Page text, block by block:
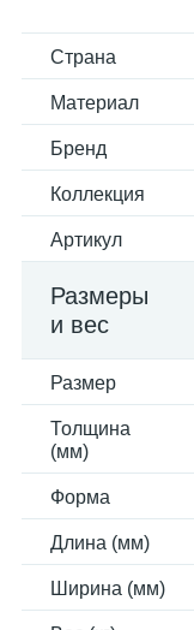
Страна
Материал
Бренд
Коллекция
Артикул
Размеры
и вес
Размер
Толщина
(мм)
Форма
Длина (мм)
Ширина (мм)